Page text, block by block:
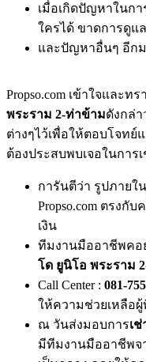
เมื่อเกิดปัญหาในกา
ใครได้ ขาดการดูแ
และปัญหาอื่นๆ อีก
Propso.com เข้าใจและท
พระราม 2-ท่าข้ามดังกล่า
ต่างๆไว้เพื่อให้ตอบโจท
ต้องประสบพบเจอในการ
การันตีว่า รูปภายใน
Propso.com ตรงกั
เงิน
ทีมงานมืออาชีพคอ
โด ยูนิโอ พระราม
Call Center : 081-
ให้ความช่วยเหลือ
ณ วันส่งมอบการเ
มีทีมงานมืออาชีพจา